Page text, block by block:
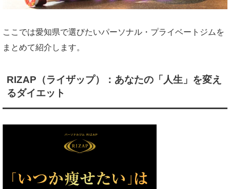
ここでは愛知県で選びたいパーソナル・プライベートジムを
まとめて紹介します。
RIZAP（ライザップ）：あなたの「人生」を変え
るダイエット